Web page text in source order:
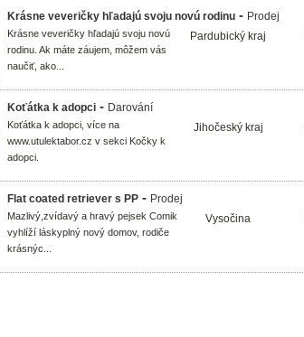
Krásne veveričky hľadajú svoju novú rodinu - Prodej
Krásne veveričky hľadajú svoju novú
rodinu. Ak máte záujem, môžem vás
naučiť, ako...
Pardubický kraj
Koťátka k adopci - Darování
Koťátka k adopci, více na
www.utulektabor.cz v sekci Kočky k
adopci.
Jihočeský kraj
Flat coated retriever s PP - Prodej
Mazlivý,zvídavý a hravý pejsek Comik
vyhlíží láskyplný nový domov, rodiče
krásnýc...
Vysočina